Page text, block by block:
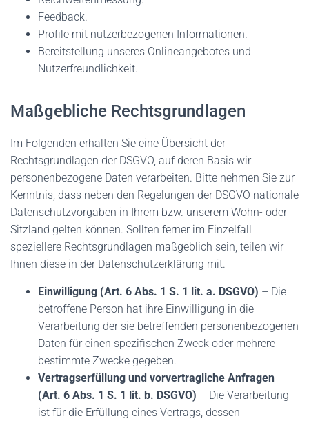
Feedback.
Profile mit nutzerbezogenen Informationen.
Bereitstellung unseres Onlineangebotes und
Nutzerfreundlichkeit.
Maßgebliche Rechtsgrundlagen
Im Folgenden erhalten Sie eine Übersicht der
Rechtsgrundlagen der DSGVO, auf deren Basis wir
personenbezogene Daten verarbeiten. Bitte nehmen Sie zur
Kenntnis, dass neben den Regelungen der DSGVO nationale
Datenschutzvorgaben in Ihrem bzw. unserem Wohn- oder
Sitzland gelten können. Sollten ferner im Einzelfall
speziellere Rechtsgrundlagen maßgeblich sein, teilen wir
Ihnen diese in der Datenschutzerklärung mit.
Einwilligung (Art. 6 Abs. 1 S. 1 lit. a. DSGVO) – Die
betroffene Person hat ihre Einwilligung in die
Verarbeitung der sie betreffenden personenbezogenen
Daten für einen spezifischen Zweck oder mehrere
bestimmte Zwecke gegeben.
Vertragserfüllung und vorvertragliche Anfragen
(Art. 6 Abs. 1 S. 1 lit. b. DSGVO) – Die Verarbeitung
ist für die Erfüllung eines Vertrags, dessen